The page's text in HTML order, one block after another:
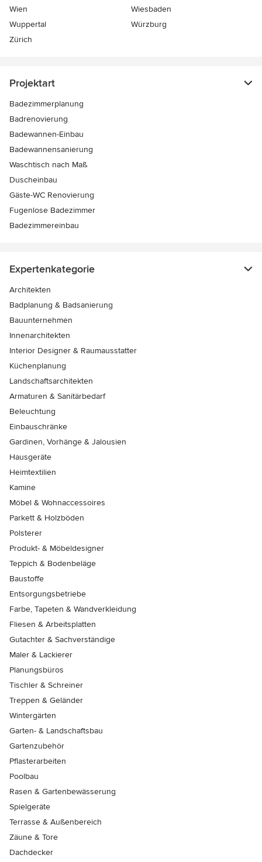
Wien
Wiesbaden
Wuppertal
Würzburg
Zürich
Projektart
Badezimmerplanung
Badrenovierung
Badewannen-Einbau
Badewannensanierung
Waschtisch nach Maß
Duscheinbau
Gäste-WC Renovierung
Fugenlose Badezimmer
Badezimmereinbau
Expertenkategorie
Architekten
Badplanung & Badsanierung
Bauunternehmen
Innenarchitekten
Interior Designer & Raumausstatter
Küchenplanung
Landschaftsarchitekten
Armaturen & Sanitärbedarf
Beleuchtung
Einbauschränke
Gardinen, Vorhänge & Jalousien
Hausgeräte
Heimtextilien
Kamine
Möbel & Wohnaccessoires
Parkett & Holzböden
Polsterer
Produkt- & Möbeldesigner
Teppich & Bodenbeläge
Baustoffe
Entsorgungsbetriebe
Farbe, Tapeten & Wandverkleidung
Fliesen & Arbeitsplatten
Gutachter & Sachverständige
Maler & Lackierer
Planungsbüros
Tischler & Schreiner
Treppen & Geländer
Wintergärten
Garten- & Landschaftsbau
Gartenzubehör
Pflasterarbeiten
Poolbau
Rasen & Gartenbewässerung
Spielgeräte
Terrasse & Außenbereich
Zäune & Tore
Dachdecker